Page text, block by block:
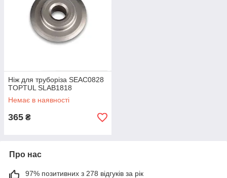
Ніж для труборіза SEAC0828
TOPTUL SLAB1818
Немає в наявності
365 ₴
Про нас
97% позитивних з 278 відгуків за рік